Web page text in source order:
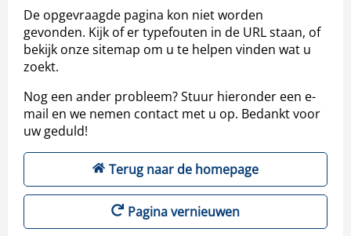
De opgevraagde pagina kon niet worden
gevonden. Kijk of er typefouten in de URL staan, of
bekijk onze sitemap om u te helpen vinden wat u
zoekt.
Nog een ander probleem? Stuur hieronder een e-
mail en we nemen contact met u op. Bedankt voor
uw geduld!
Terug naar de homepage
Pagina vernieuwen